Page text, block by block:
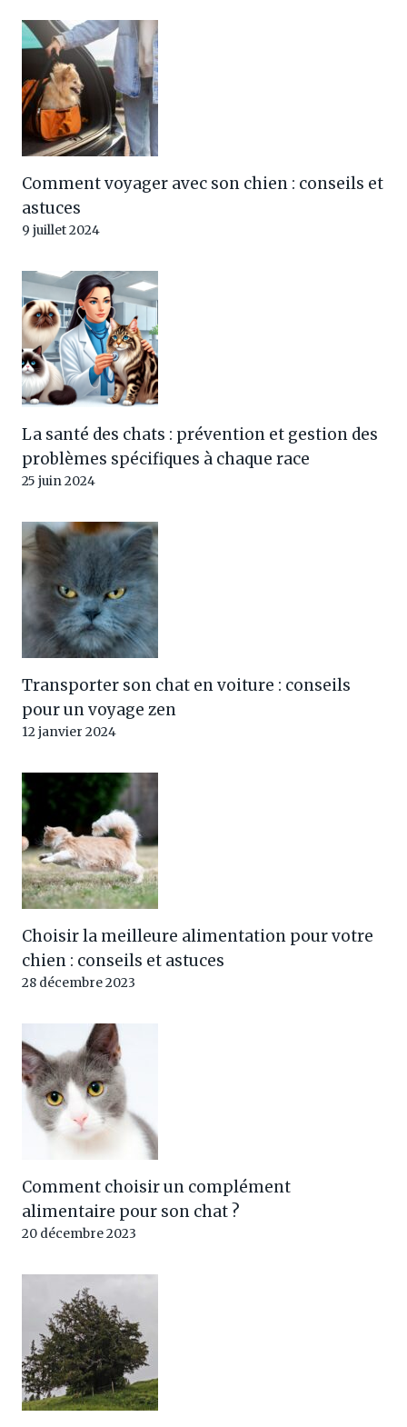
Comment voyager avec son chien : conseils et
astuces
9 juillet 2024
La santé des chats : prévention et gestion des
problèmes spécifiques à chaque race
25 juin 2024
Transporter son chat en voiture : conseils
pour un voyage zen
12 janvier 2024
Choisir la meilleure alimentation pour votre
chien : conseils et astuces
28 décembre 2023
Comment choisir un complément
alimentaire pour son chat ?
20 décembre 2023